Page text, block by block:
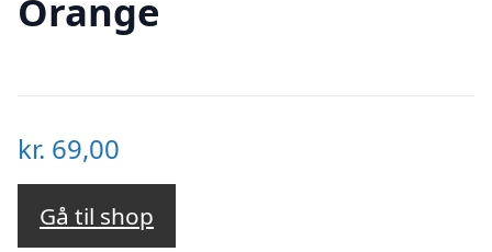
Orange
kr. 69,00
Gå til shop